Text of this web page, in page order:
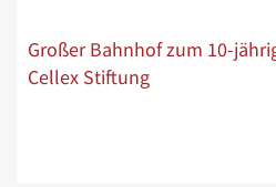
Großer Bahnhof zum 10-
Cellex Stiftung